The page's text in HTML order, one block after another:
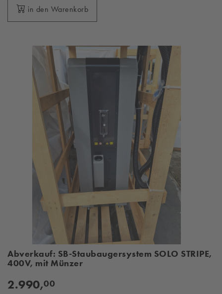
in den Warenkorb
Abverkauf: SB-Staubaugersystem SOLO STRIPE,
400V, mit Münzer
2.990,00